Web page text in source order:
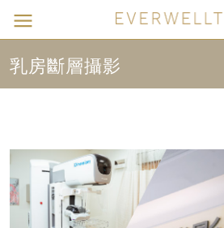
乳房斷層攝影